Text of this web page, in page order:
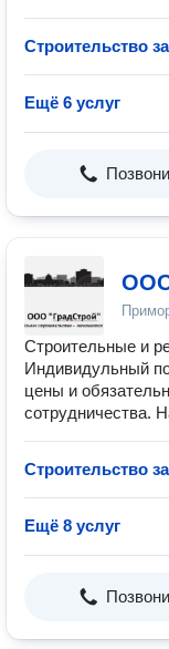
Строительство
Ещё 6 услуг
Строительные и
Индивидульный
цены и
сотрудничества.
Строительство
Ещё 8 услуг